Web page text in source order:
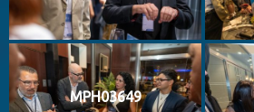
MPH03649